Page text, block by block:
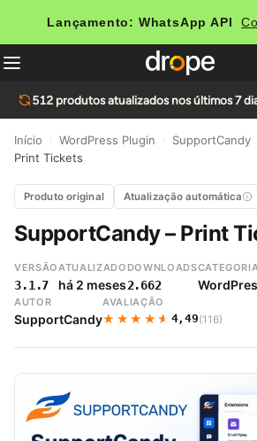
Lançamento: WhatsApp API
512 produtos atualizados nos últimos 7
Início WordPress Plugin SupportCandy
Print Tickets
Produto original Atualização automática
SupportCandy – Print
VERSÃO
3.1.7
ATUALIZADO
há 2 meses
DOWNLOADS
2.662
AUTOR
SupportCandy
AVALIAÇÃO
★★★★★
★★★★★ 4,49(116)